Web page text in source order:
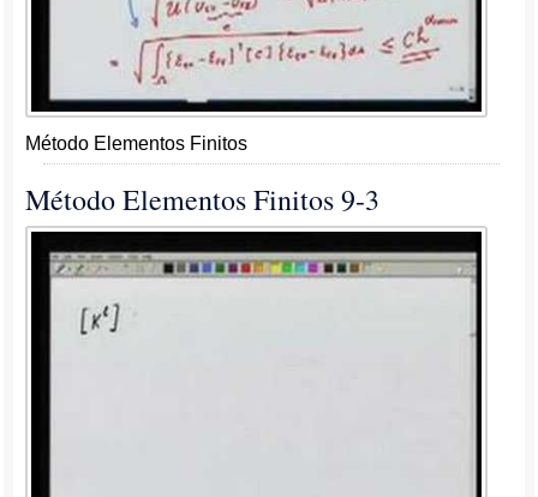
Método Elementos Finitos
Método Elementos Finitos 9-3